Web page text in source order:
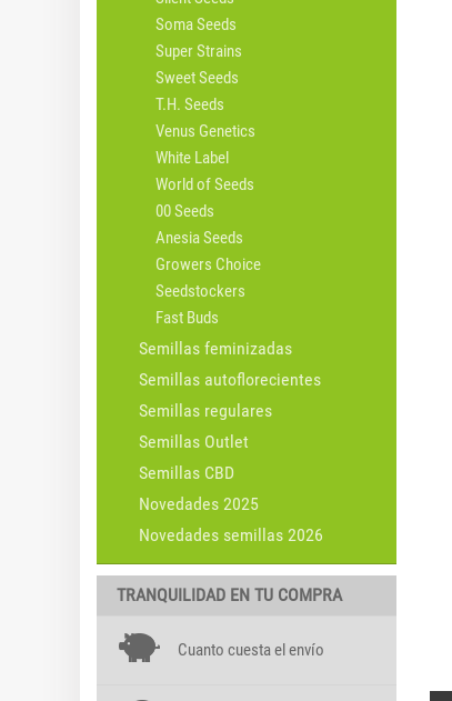
Soma Seeds
Super Strains
Sweet Seeds
T.H. Seeds
Venus Genetics
White Label
World of Seeds
00 Seeds
Anesia Seeds
Growers Choice
Seedstockers
Fast Buds
Semillas feminizadas
Semillas autoflorecientes
Semillas regulares
Semillas Outlet
Semillas CBD
Novedades 2025
Novedades semillas 2026
TRANQUILIDAD EN TU COMPRA
Cuanto cuesta el envío